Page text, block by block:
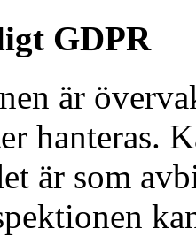
GDPR
är
hanteras.
är som